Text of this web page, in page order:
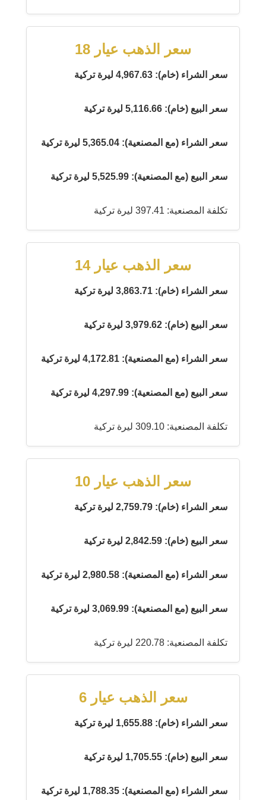
سعر الذهب عيار 18
سعر الشراء (خام): 4,967.63 ليرة تركية
سعر البيع (خام): 5,116.66 ليرة تركية
سعر الشراء (مع المصنعية): 5,365.04 ليرة تركية
سعر البيع (مع المصنعية): 5,525.99 ليرة تركية
تكلفة المصنعية: 397.41 ليرة تركية
سعر الذهب عيار 14
سعر الشراء (خام): 3,863.71 ليرة تركية
سعر البيع (خام): 3,979.62 ليرة تركية
سعر الشراء (مع المصنعية): 4,172.81 ليرة تركية
سعر البيع (مع المصنعية): 4,297.99 ليرة تركية
تكلفة المصنعية: 309.10 ليرة تركية
سعر الذهب عيار 10
سعر الشراء (خام): 2,759.79 ليرة تركية
سعر البيع (خام): 2,842.59 ليرة تركية
سعر الشراء (مع المصنعية): 2,980.58 ليرة تركية
سعر البيع (مع المصنعية): 3,069.99 ليرة تركية
تكلفة المصنعية: 220.78 ليرة تركية
سعر الذهب عيار 6
سعر الشراء (خام): 1,655.88 ليرة تركية
سعر البيع (خام): 1,705.55 ليرة تركية
سعر الشراء (مع المصنعية): 1,788.35 ليرة تركية